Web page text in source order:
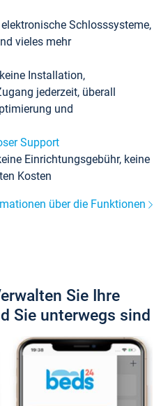
elektronische Schlosssysteme,
vieles mehr
Installation,
jederzeit, überall
und
Support
Einrichtungsgebühr, keine
Kosten
über die Funktionen
Sie Ihre
Sie unterwegs sind